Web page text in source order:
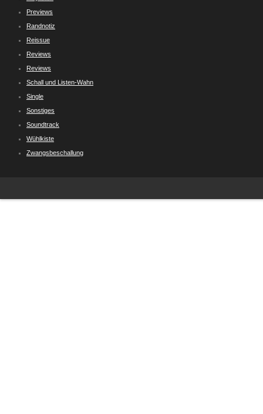
Previews
Randnotiz
Reissue
Reviews
Reviews
Schall und Listen-Wahn
Single
Sonstiges
Soundtrack
Wühlkiste
Zwangsbeschallung